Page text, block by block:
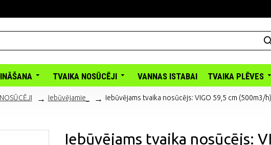
TVAIKA NOSŪCĒJI VANNAS ISTABAI TVAIKA PLĒVES
Iebūvējamie_ Iebūvējams tvaika nosūcējs: VIGO 59,5 cm (500m3/h)
Iebūvējams tvaika nosūcējs: